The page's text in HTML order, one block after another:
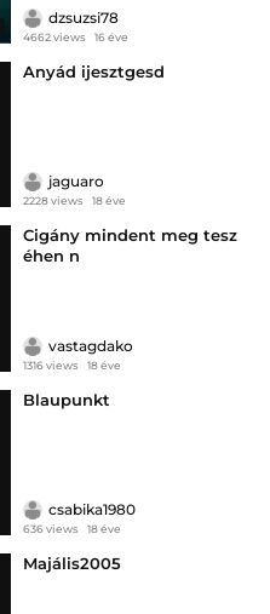
dzsuzsi78
4662 views 16 éve
Anyád ijesztgesd
jaguaro
2228 views 18 éve
Cigány mindent meg tesz
éhen n
vastagdako
1316 views 18 éve
Blaupunkt
csabika1980
636 views 18 éve
Majális2005